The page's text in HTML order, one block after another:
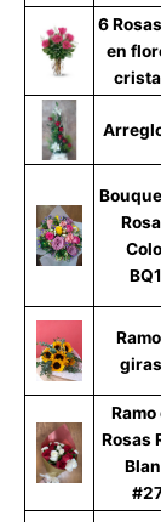
6
en
Ramo
Rosas